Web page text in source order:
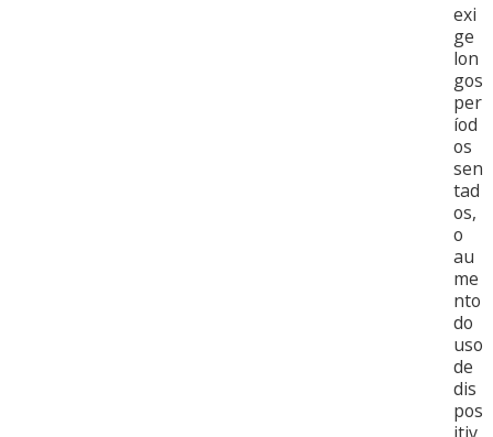
exi
ge
lon
gos
per
íod
os
sen
tad
os,
o
au
me
nto
do
uso
de
dis
pos